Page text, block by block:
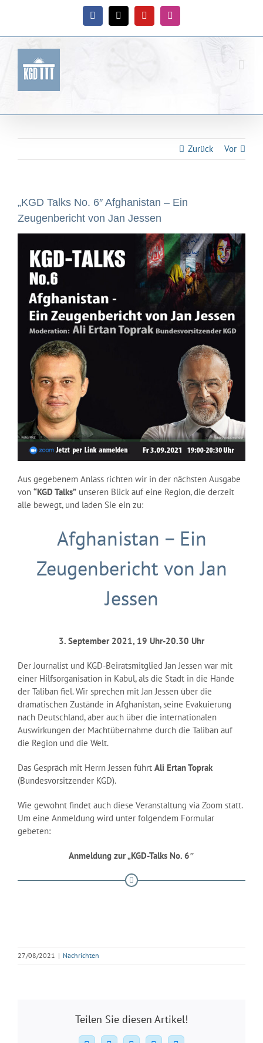
Facebook
X YouTubeInstagram
Zurück Vor
„KGD Talks No. 6″ Afghanistan – Ein
Zeugenbericht von Jan Jessen
Aus gegebenem Anlass richten wir in der nächsten Ausgabe
von “KGD Talks”unseren Blick auf eine Region, die derzeit
alle bewegt, und laden Sie ein zu:
Afghanistan – Ein
Zeugenbericht von Jan
Jessen
3. September 2021, 19 Uhr-20.30 Uhr
Der Journalist und KGD-Beiratsmitglied Jan Jessen war mit
einer Hilfsorganisation in Kabul, als die Stadt in die Hände
der Taliban fiel. Wir sprechen mit Jan Jessen über die
dramatischen Zustände in Afghanistan, seine Evakuierung
nach Deutschland, aber auch über die internationalen
Auswirkungen der Machtübernahme durch die Taliban auf
die Region und die Welt.
Das Gespräch mit Herrn Jessen führt Ali Ertan Toprak
(Bundesvorsitzender KGD).
Wie gewohnt findet auch diese Veranstaltung via Zoom statt.
Um eine Anmeldung wird unter folgendem Formular
gebeten:
Anmeldung zur „KGD-Talks No. 6″
27/08/2021 | Nachrichten
Teilen Sie diesen Artikel!